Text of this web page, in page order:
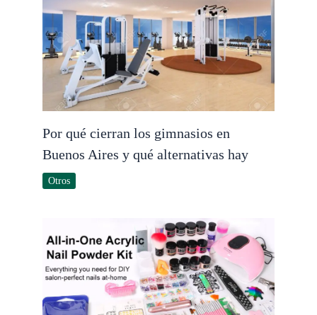
Por qué cierran los gimnasios en
Buenos Aires y qué alternativas hay
Otros